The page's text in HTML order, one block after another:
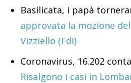
Basilicata, i papà
approvata la mozione
Vizziello (FdI)
Coronavirus, 16.202
Risalgono i casi in